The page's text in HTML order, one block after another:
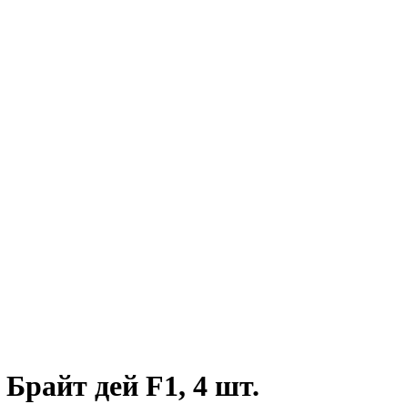
дей F1, 4 шт.